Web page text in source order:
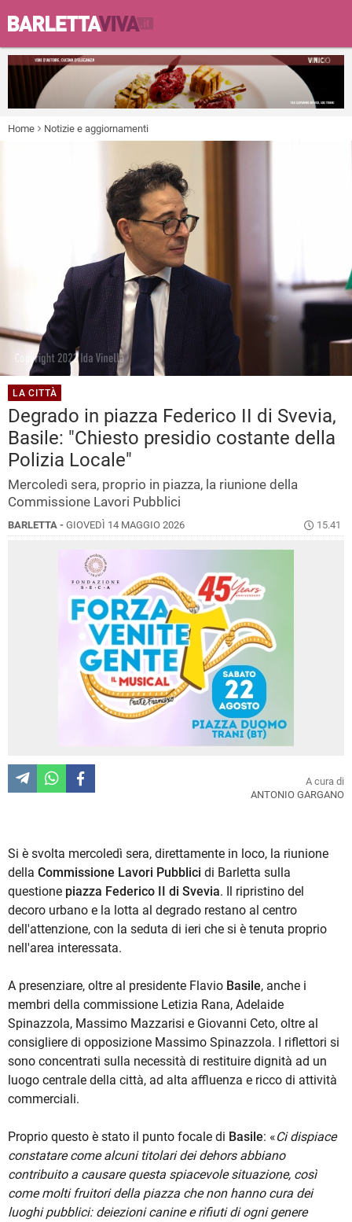
Home Notizie e aggiornamenti
LA CITTÀ
Degrado in piazza Federico II di Svevia,
Basile: "Chiesto presidio costante della
Polizia Locale"
Mercoledì sera, proprio in piazza, la riunione della
Commissione Lavori Pubblici
BARLETTA - GIOVEDÌ 14 MAGGIO 2026 15.41
A cura di
ANTONIO GARGANO
Si è svolta mercoledì sera, direttamente in loco, la riunione
della Commissione Lavori Pubblici di Barletta sulla
questione piazza Federico II di Svevia. Il ripristino del
decoro urbano e la lotta al degrado restano al centro
dell'attenzione, con la seduta di ieri che si è tenuta proprio
nell'area interessata.
A presenziare, oltre al presidente Flavio Basile, anche i
membri della commissione Letizia Rana, Adelaide
Spinazzola, Massimo Mazzarisi e Giovanni Ceto, oltre al
consigliere di opposizione Massimo Spinazzola. I riflettori si
sono concentrati sulla necessità di restituire dignità ad un
luogo centrale della città, ad alta affluenza e ricco di attività
commerciali.
Proprio questo è stato il punto focale di Basile: «Ci dispiace
constatare come alcuni titolari dei dehors abbiano
contribuito a causare questa spiacevole situazione, così
come molti fruitori della piazza che non hanno cura dei
luoghi pubblici: deiezioni canine e rifiuti di ogni genere